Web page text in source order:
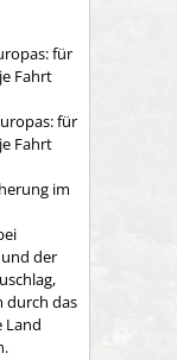
für
Fahrt
für
Fahrt
im
der
durch das
Land